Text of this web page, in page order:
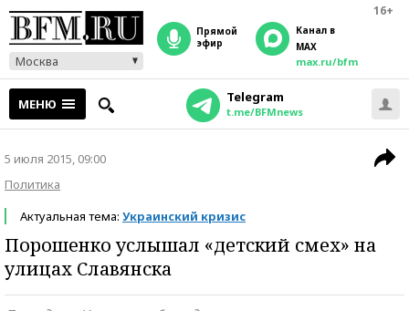
16+
Москва
прямой
эфир
Канал в
MAX
max.ru/bfm
МЕНЮ Telegram
t.me/BFMnews
5 июля 2015, 09:00
Политика
Актуальная тема: Украинский кризис
Порошенко услышал «детский смех» на
улицах Славянска